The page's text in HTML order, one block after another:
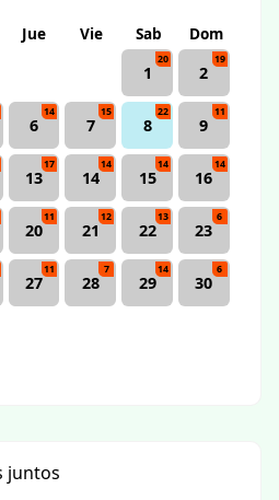
Jue Vie Sab
Dom
1
20
2
19
6
14
7
15
8
22
9
11
13
17
14
14
15
14
16
14
20
11
21
12
22
13
23
6
27
11
28
7
29
14
30
6